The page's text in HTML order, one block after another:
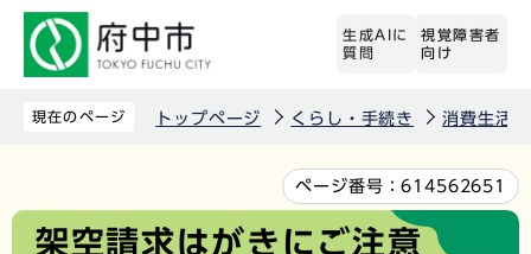
先
生成AIに
質問
視覚障害者
向け
現在のページ トップページ くらし・手続き 消費生活
文
ページ番号：614562651
架空請求はがきにご注意